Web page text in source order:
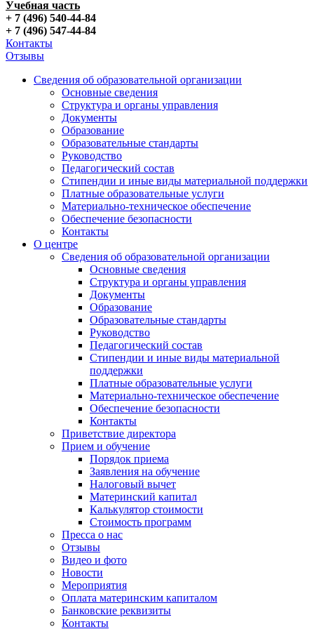
Учебная часть
+ 7 (496) 540-44-84
+ 7 (496) 547-44-84
Контакты
Отзывы
Сведения об образовательной организации
Основные сведения
Структура и органы управления
Документы
Образование
Образовательные стандарты
Руководство
Педагогический состав
Стипендии и иные виды материальной поддержки
Платные образовательные услуги
Материально-техническое обеспечение
Обеспечение безопасности
Контакты
О центре
Сведения об образовательной организации
Основные сведения
Структура и органы управления
Документы
Образование
Образовательные стандарты
Руководство
Педагогический состав
Стипендии и иные виды материальной
поддержки
Платные образовательные услуги
Материально-техническое обеспечение
Обеспечение безопасности
Контакты
Приветствие директора
Прием и обучение
Порядок приема
Заявления на обучение
Налоговый вычет
Материнский капитал
Калькулятор стоимости
Стоимость программ
Пресса о нас
Отзывы
Видео и фото
Новости
Мероприятия
Оплата материнским капиталом
Банковские реквизиты
Контакты